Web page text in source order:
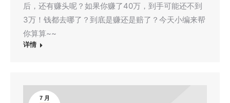
后，还有赚头呢？如果你赚了40万，到手可能还不到
3万！钱都去哪了？到底是赚还是赔了？今天小编来帮
你算算~~
详情
7 月